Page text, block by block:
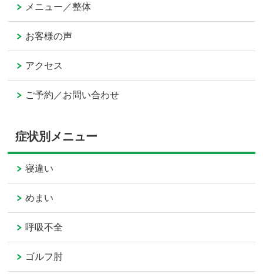
メニュー／整体
お客様の声
アクセス
ご予約／お問い合わせ
症状別メニュー
寝違い
めまい
呼吸不全
ゴルフ肘